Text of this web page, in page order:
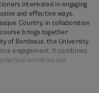
interested in engaging
and effective ways.
Country, in collaboration
brings together
of Bordeaux, the University
engagement. It combines
activities and
develop interest,
the concept of science